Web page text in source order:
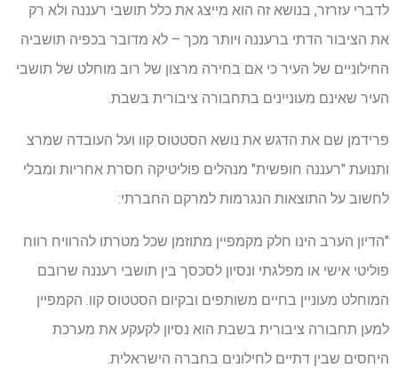
לדברי עזרזר, בנושא זה הוא מייצג את כלל תושבי רעננה ולא רק
את הציבור הדתי ברעננה ויותר מכך – לא מדובר בכפיה תושביה
החילוניים של העיר כי אם בחירה מרצון של רוב מוחלט של תושבי
העיר שאינם מעוניינים בתחבורה ציבורית בשבת.
פרידמן שם את הדגש את נושא הסטטוס קוו ועל העובדה שמרצ
ותנועת "רעננה חופשית" מנהלים פוליטיקה חסרת אחריות ומבלי
לחשוב על התוצאות הנגרמות למרקם החברתי:
"הדיון הערב הינו חלק מקמפיין מתוזמן שכל מטרתו להרוויח רווח
פוליטי אישי או מפלגתי ונסיון לסכסך בין תושבי רעננה שרובם
המוחלט מעוניין בחיים משותפים ובקיום הסטטוס קוו. הקמפיין
למען תחבורה ציבורית בשבת הוא נסיון לקעקע את מערכת
היחסים שבין דתיים לחילונים בחברה הישראלית.